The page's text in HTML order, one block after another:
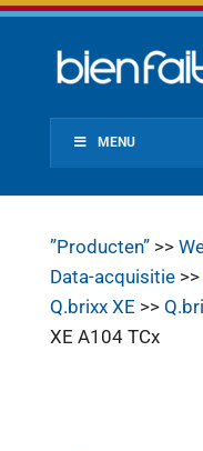
MENU
”Producten”>>
Data-acquisitie>>
Q.brixx XE >>
XE A104 TCx